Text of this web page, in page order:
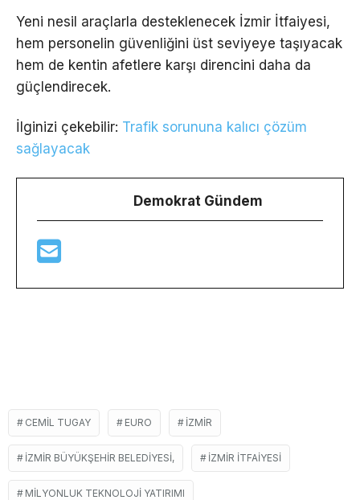
Yeni nesil araçlarla desteklenecek İzmir İtfaiyesi,
hem personelin güvenliğini üst seviyeye taşıyacak
hem de kentin afetlere karşı direncini daha da
güçlendirecek.
İlginizi çekebilir: Trafik sorununa kalıcı çözüm
sağlayacak
Demokrat Gündem
CEMIL TUGAY EURO İZMIR
İZMIR BÜYÜKŞEHIR BELEDIYESI, IZMIR ITFAIYESI
MILYONLUK TEKNOLOJI YATIRIMI